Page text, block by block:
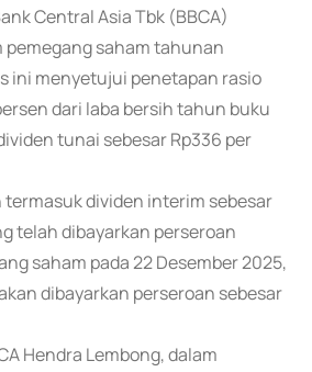
Central Asia Tbk (BBCA)
saham tahunan
ini menyetujui penetapan rasio
dari laba bersih tahun buku
tunai sebesar Rp336 per
dividen interim sebesar
telah dibayarkan perseroan
saham pada 22 Desember 2025,
dibayarkan perseroan sebesar
Hendra Lembong, dalam